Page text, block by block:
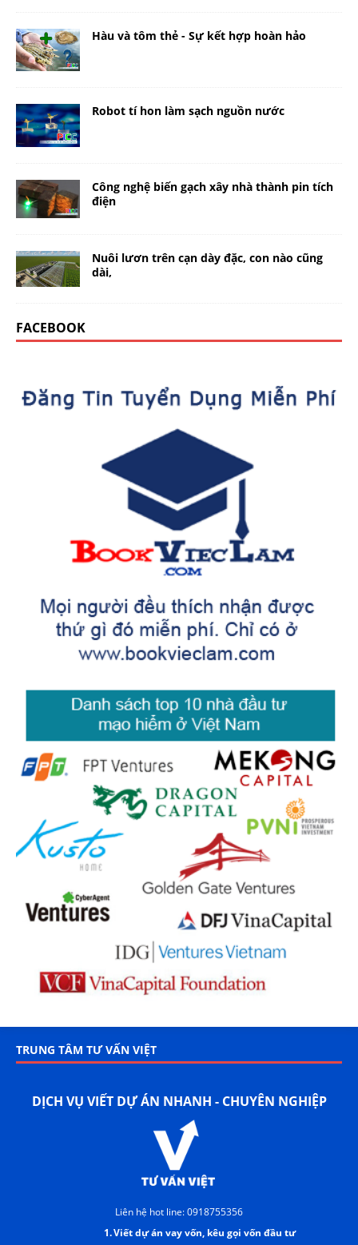
Hàu và tôm thẻ - Sự kết hợp hoàn hảo
Robot tí hon làm sạch nguồn nước
Công nghệ biến gạch xây nhà thành pin tích
điện
Nuôi lươn trên cạn dày đặc, con nào cũng
dài,
FACEBOOK
TRUNG TÂM TƯ VẤN VIỆT
DỊCH VỤ VIẾT DỰ ÁN NHANH - CHUYÊN NGHIỆP
Liên hệ hot line: 0918755356
1.Viết dự án vay vốn, kêu gọi vốn đầu tư